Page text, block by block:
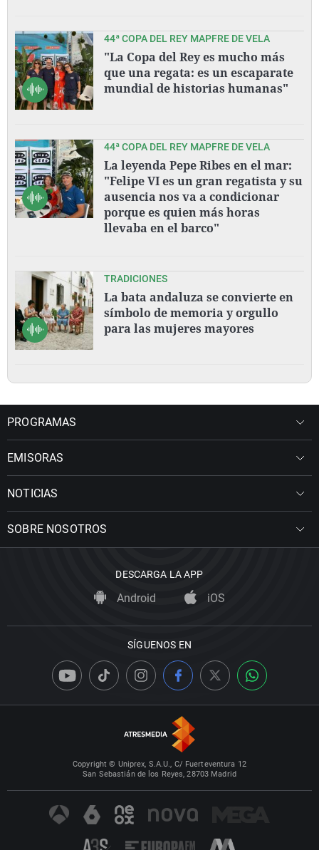
44ª COPA DEL REY MAPFRE DE VELA
"La Copa del Rey es mucho más
que una regata: es un escaparate
mundial de historias humanas"
44ª COPA DEL REY MAPFRE DE VELA
La leyenda Pepe Ribes en el mar:
"Felipe VI es un gran regatista y su
ausencia nos va a condicionar
porque es quien más horas
llevaba en el barco"
TRADICIONES
La bata andaluza se convierte en
símbolo de memoria y orgullo
para las mujeres mayores
PROGRAMAS
EMISORAS
NOTICIAS
SOBRE NOSOTROS
DESCARGA LA APP
Android iOS
SÍGUENOS EN
Copyright © Uniprex, S.A.U., C/ Fuerteventura 12
San Sebastián de los Reyes, 28703 Madrid